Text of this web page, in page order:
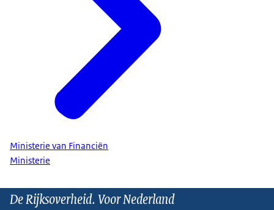
Ministerie van Financiën
Ministerie
De Rijksoverheid. Voor Nederland